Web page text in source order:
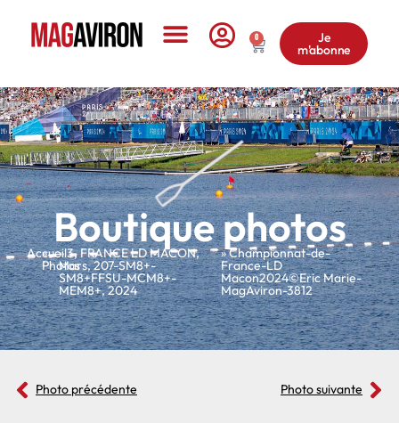
0 Je
m'abonne
Boutique photos
Accueil
»
Photos
»3,FRANCE LD MACON,
Mars,207-SM8+-
SM8+FFSU-MCM8+-
MEM8+,2024
» Championnat-de-
France-LD
Macon2024©Eric Marie-
MagAviron-3812
Photo précédente Photo suivante